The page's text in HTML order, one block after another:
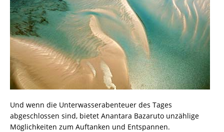
Und wenn die Unterwasserabenteuer des Tages
abgeschlossen sind, bietet Anantara Bazaruto unzählige
Möglichkeiten zum Auftanken und Entspannen.